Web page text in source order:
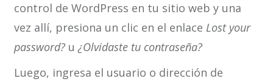
control de WordPress en tu sitio web y una
vez allí, presiona un clic en el enlace Lost your
password? u ¿Olvidaste tu contraseña?
Luego, ingresa el usuario o dirección de